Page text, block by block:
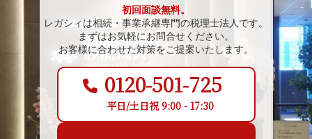
初回面談無料。
レガシィは相続・事業承継専門の税理士法人です。
まずはお気軽にお問合せください。
お客様に合わせた対策をご提案いたします。
0120-501-725
平日/土日祝 9:00 - 17:30